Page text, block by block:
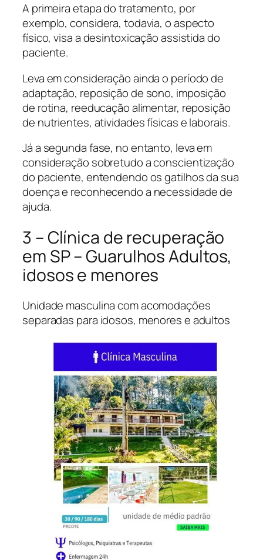
A primeira etapa do tratamento, por
exemplo, considera, todavia, o aspecto
físico, visa a desintoxicação assistida do
paciente.
Leva em consideração ainda o período de
adaptação, reposição de sono, imposição
de rotina, reeducação alimentar, reposição
de nutrientes, atividades físicas e laborais.
Já a segunda fase, no entanto, leva em
consideração sobretudo a conscientização
do paciente, entendendo os gatilhos da sua
doença e reconhecendo a necessidade de
ajuda.
3 – Clínica de recuperação
em SP – Guarulhos Adultos,
idosos e menores
Unidade masculina com acomodações
separadas para idosos, menores e adultos